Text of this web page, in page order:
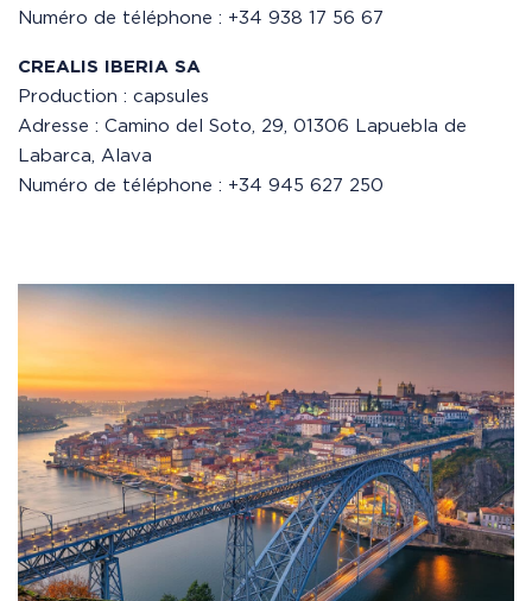
Numéro de téléphone : +34 938 17 56 67
CREALIS IBERIA SA
Production : capsules
Adresse : Camino del Soto, 29, 01306 Lapuebla de
Labarca, Alava
Numéro de téléphone : +34 945 627 250